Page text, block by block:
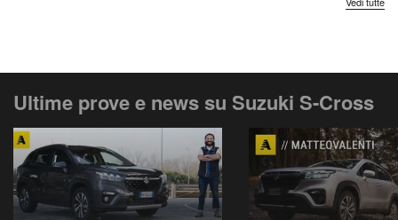
Ultime prove e news su Suzuki S-Cross